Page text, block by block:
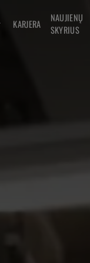
KARJERA
NAUJIENŲ
SKYRIUS